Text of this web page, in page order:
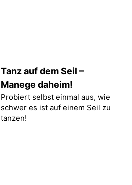
Tanz auf dem Seil –
Manege daheim!
Probiert selbst einmal aus, wie
schwer es ist auf einem Seil zu
tanzen!